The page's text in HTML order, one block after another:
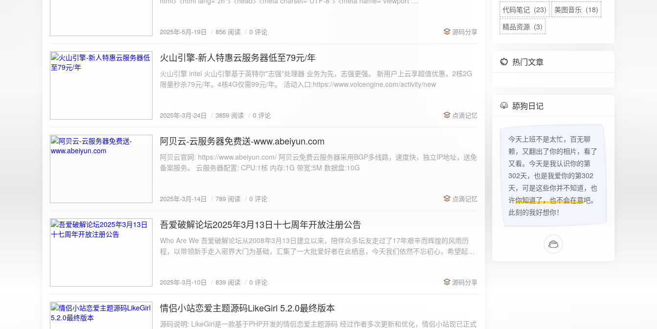
.progress-fill { height: 100%; background-color: #4caf50; width: 0; line-height: 30px; text-align: center;
border-radius: 4px; background-color: #f9f9f9; font-size: 16px; color: #333; min-height: 40px; } /* 错误
或成功的提示信息样式 */ .result.success { border-color: #28a745; background-color: #e9f7e8; }
image { margin-top: 20px; max-width: 100%; height: auto; border-radius: 4px; border: 1px solid #ddd; }
</style> </head> <body> <div class="container"> <h2>图片上传-双虹云</h2> <form id="uploadForm">
<input type="file" id="fileInput" name="file" accept="image/*" required /> <button type="submit">上传文
document.getElementById('uploadForm'); const resultDiv = document.getElementById('result'); const
e.preventDefault(); const fileInput = document.getElementById('fileInput'); const file = fileInput.files[0]; if
(!file) { resultDiv.innerHTML = '<p class="error">请先选择文件！</p>'; return; } const formData = new
FormData(); formData.append('file', file); const xhr = new XMLHttpRequest(); xhr.open('POST',
'https://api.xinyew.cn/api/360tc', true); // 监听上传进度事件 xhr.upload.onprogress = function(event) { if
Math.round(percentComplete) + '%'; } }; xhr.onload = function() { if (xhr.status === 200) { const data =
图片链接: <a href="${data.data.url}" target="_blank">${data.data.url}</a></p> <p>图片文件名:
${data.data.imgFile}</p> <img src="${data.data.url}" alt="上传的图片" class="uploaded-image" /> `; }
else { resultDiv.innerHTML = `<p class="error">${data.error}</p>`; } } else { resultDiv.innerHTML = `<p
class="error">请求失败：${xhr.statusText}</p>`; } }; xhr.onerror = function() { resultDiv.innerHTML =
2025年-5月-19日 856 阅读 0 评论 源码分享
2025-3-24
火山引擎-新人特惠云服务器低至79元/年
火山引擎 intel 火山引擎基于英特尔"志强"处理器 业务为先，志强更强。 新用户上云享超值优惠，2核2G
限量秒杀79元/年。4核4G仅需99元/年。 活动入口:https://www.volcengine.com/activity/new
2025年-3月-24日 3859 阅读 0 评论 点滴记忆
2025-3-14
阿贝云-云服务器免费送-www.abeiyun.com
阿贝云官网: https://www.abeiyun.com/ 阿贝云免费云服务器采用BGP多线路，速度快，独立IP地址，送免
备案服务。 云服务器配置: CPU:1核 内存:1G 带宽:5M 数据盘:10G
2025年-3月-14日 789 阅读 0 评论 点滴记忆
2025-3-10
吾爱破解论坛2025年3月13日十七周年开放注册公告
Who Are We 吾爱破解论坛从2008年3月13日建立以来，陪伴众多坛友走过了17年艰辛而辉煌的风雨历
程，以带领新手走入密界大门为基础，汇集了一大批爱好者在此栖息，今天我们依然不忘初心，希望起到
严格的处理措施。在您注册前，请认真阅读注册须知以及社区的总版规，以便更好地适应和享受我们的社
www.52pojie.cn
2025年-3月-10日 839 阅读 0 评论 源码分享
2024-12-10
情侣小站恋爱主题源码LikeGirl 5.2.0最终版本
源码说明: LikeGirl是一款基于PHP开发的情侣恋爱主题源码 经过作者多次更新和优化，情侣小站现已正式
代码笔记 (23)
美图音乐 (18)
精品资源 (3)
热门文章
舔狗日记
今天上班不是太忙，百无聊
赖，又翻出了你的相片，看了
又看。今天是我认识你的第
302天，也是我爱你的第302
天，可是这些你并不知道，也
许你知道了，也不会在意吧。
此刻的我好想你！